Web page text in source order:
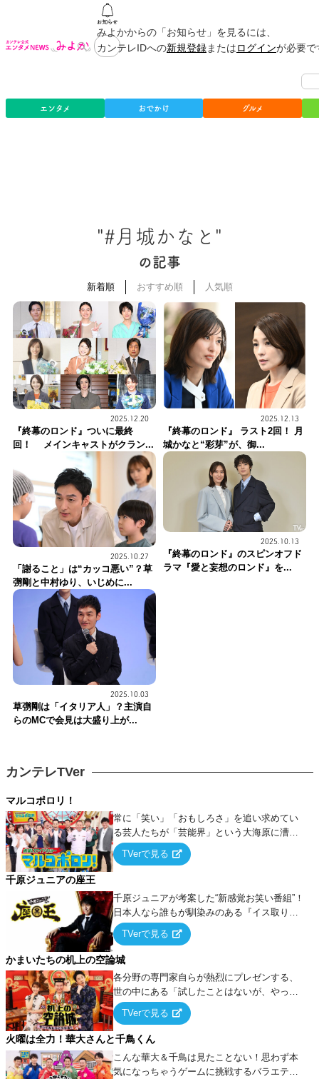
みよかからの「お知らせ」を見るには、
カンテレIDへの新規登録またはログインが必要
エンタメ おでかけ グルメ
"#月城かなと"
の記事
新着順 おすすめ順 人気順
2025.12.20
『終幕のロンド』ついに最終
回！ メインキャストがクラン...
2025.12.13
『終幕のロンド』 ラスト2回！ 月
城かなと“彩芽”が、御...
2025.10.27
「謝ること」は“カッコ悪い”？草
彅剛と中村ゆり、いじめに...
2025.10.13
『終幕のロンド』のスピンオフド
ラマ『愛と妄想のロンド』を...
2025.10.03
草彅剛は「イタリア人」？主演自
らのMCで会見は大盛り上が...
カンテレTVer
マルコポロリ！
常に「笑い」「おもしろさ」を追い求めてい
る芸人たちが「芸能界」という大海原に漕ぎ
出でて、新たなオモシロ人間を発掘する！
TVerで見る
千原ジュニアの座王
千原ジュニアが考案した“新感覚お笑い番組”！
日本人なら誰もが馴染みのある『イス取りゲ
ーム』をベースに、大喜利・ギャグ・モノボ
ケ・歌…など様々なお題で芸人がショートネ
タを競い合う！
TVerで見る
かまいたちの机上の空論城
各分野の専門家自らが熱烈にプレゼンする、
世の中にある「試したことはないが、やって
みたらこうなる！…ハズ」という“机上の空
論”に若手芸人らがカラダを張って挑む！
TVerで見る
火曜は全力！華大さんと千鳥くん
こんな華大＆千鳥は見たことない！思わず本
気になっちゃうゲームに挑戦するバラエティ